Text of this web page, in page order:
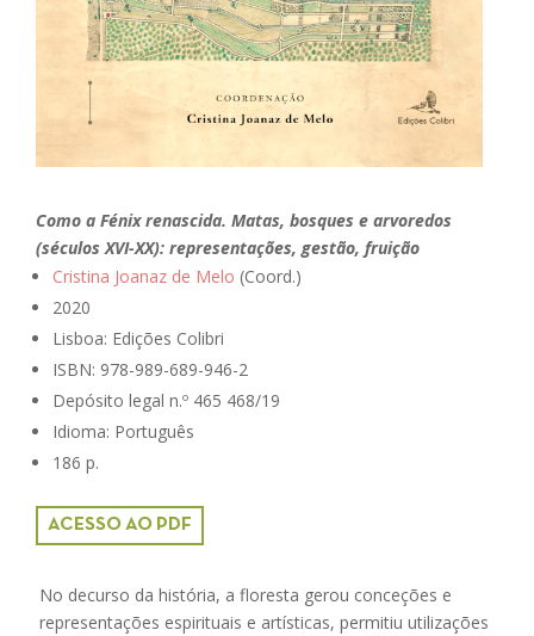
Como a Fénix renascida. Matas, bosques e arvoredos
(séculos XVI-XX): representações, gestão, fruição
Cristina Joanaz de Melo (Coord.)
2020
Lisboa: Edições Colibri
ISBN: 978-989-689-946-2
Depósito legal n.º 465 468/19
Idioma: Português
186 p.
ACESSO AO PDF
No decurso da história, a floresta gerou conceções e
representações espirituais e artísticas, permitiu utilizações